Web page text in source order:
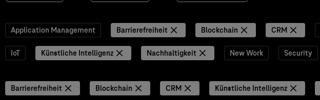
Application Management Barrierefreiheit Blockchain CRM
IoT Künstliche Intelligenz Nachhaltigkeit New Work Security
Barrierefreiheit Blockchain CRM Künstliche Intelligenz